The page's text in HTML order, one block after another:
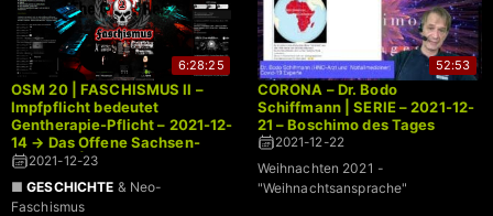
6:28:25
OSM 20 | FASCHISMUS II –
Impfpflicht bedeutet
Gentherapie-Pflicht – 2021-12-
14 → Das Offene Sachsen-
Mikrofon | LIVE
2021-12-23
■GESCHICHTE & Neo-
Faschismus
52:53
CORONA – Dr. Bodo
Schiffmann | SERIE – 2021-12-
21 – Boschimo des Tages
2021-12-22
Weihnachten 2021 -
"Weihnachtsansprache"